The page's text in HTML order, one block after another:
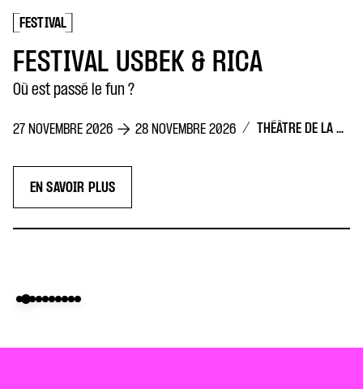
USBEK & RICA
fun ?
28 NOVEMBRE 2026 / THÉÂTRE DE LA CONCORDE